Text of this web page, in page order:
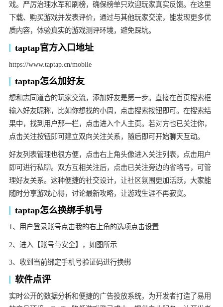
戏。严厉治理水军和刷榜，确保榜单只欢迎玩家真实反馈。在这里
下载、购买游戏并发表评价，通过与其他玩家交流，能发现更多优
质内容，体验真实的游戏测评环境，避免踩坑。
taptap官方入口地址
https://www.taptap.cn/mobile
taptap怎么加好友
想和志同道合的玩家交流，添加好友是第一步。直接在首页搜索框
输入好友昵称，比如你想找的小周，点击搜索按钮即可。在搜索结
果中，找到用户那一栏，点击进入个人主页。若对方也已关注你，
点击关注按钮即可建立双向关注关系，随后即可开始聊天互动。
好友列表管理也很方便，点击右上角头像进入关注列表，点击用户
即可进行私聊。双方互相关注后，点击已关注旁边的省略号，可管
理好友关系。这种便捷的社交设计，让社区氛围更加活跃，大家能
随时分享游戏心得，讨论最新攻略，让游戏生涯不再寂寞。
taptap怎么换绑手机号
1、用户登录账号点击我的右上角的选项点击设置
2、进入【账号与安全】，如图所示
3、收到当前绑定手机号验证码进行换绑
软件点评
实时公开的数据分析和便捷的广告投放系统，为开发者打造了易用